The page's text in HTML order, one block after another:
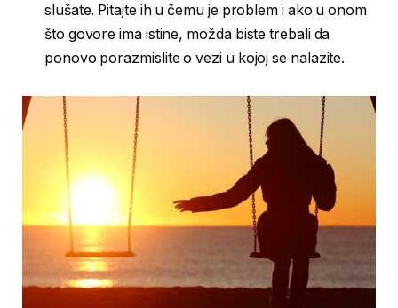
slušate. Pitajte ih u čemu je problem i ako u onom
što govore ima istine, možda biste trebali da
ponovo porazmislite o vezi u kojoj se nalazite.